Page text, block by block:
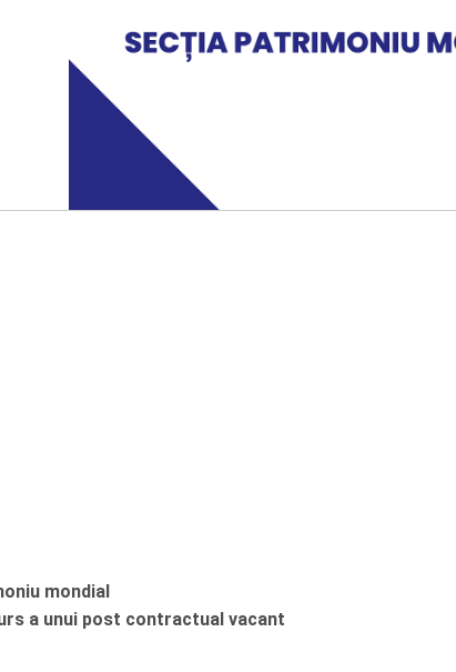
mondial
a unui post contractual vacant